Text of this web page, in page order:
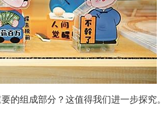
的组成部分？这值得我们进一步探究。